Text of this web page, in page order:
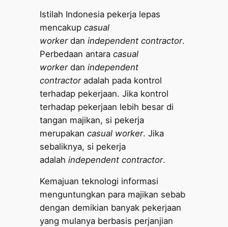
Istilah Indonesia pekerja lepas
mencakupcasual
workerdanindependent contractor.
Perbedaan antaracasual
workerdan independent
contractoradalah pada kontrol
terhadap pekerjaan. Jika kontrol
terhadap pekerjaan lebih besar di
tangan majikan, si pekerja
merupakancasual worker. Jika
sebaliknya, si pekerja
adalahindependent contractor.
Kemajuan teknologi informasi
menguntungkan para majikan sebab
dengan demikian banyak pekerjaan
yang mulanya berbasis perjanjian